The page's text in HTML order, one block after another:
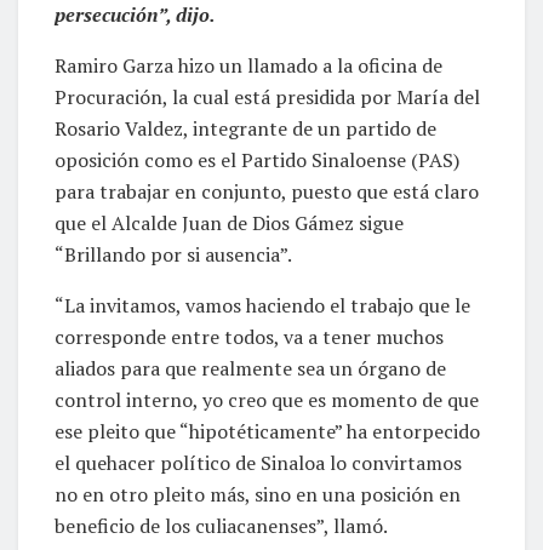
persecución”, dijo.
Ramiro Garza hizo un llamado a la oficina de
Procuración, la cual está presidida por María del
Rosario Valdez, integrante de un partido de
oposición como es el Partido Sinaloense (PAS)
para trabajar en conjunto, puesto que está claro
que el Alcalde Juan de Dios Gámez sigue
“Brillando por si ausencia”.
“La invitamos, vamos haciendo el trabajo que le
corresponde entre todos, va a tener muchos
aliados para que realmente sea un órgano de
control interno, yo creo que es momento de que
ese pleito que “hipotéticamente” ha entorpecido
el quehacer político de Sinaloa lo convirtamos
no en otro pleito más, sino en una posición en
beneficio de los culiacanenses”, llamó.